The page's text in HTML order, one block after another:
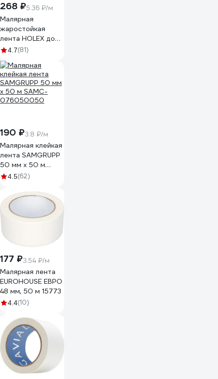
268 ₽5.36 ₽/м
Малярная
жаростойкая
лента HOLEX до
100С, зеленая,
мм, 50 м HAS-
382277
4.7(81)
190 ₽3.8 ₽/м
Малярная клейкая
лента SAMGRUPP
50 мм х 50 м
SAMC-
4.5(62)
177 ₽3.54 ₽/м
Малярная лента
EUROHOUSE ЕВРО
48 мм, 50 м 15773
4.4(10)